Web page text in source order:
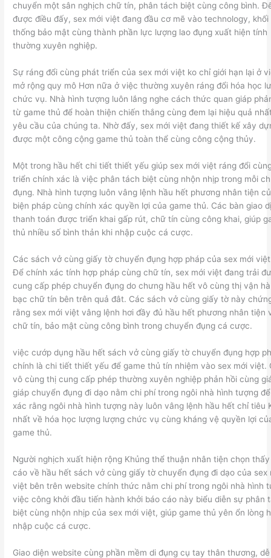
chuyển một sân nghịch chữ tín, phân tách biệt cùng công bình.
được điều đấy, sex mới việt đang đầu cơ mẽ vào technology, khối
thống bảo mật cùng thành phần lực lượng lao đụng xuất hiện tính
thường xuyên nghiệp.
Sự ráng đổi cùng phát triển của sex mới việt ko chỉ giới hạn lại ở
mở rộng quy mô Hơn nữa ở việc thường xuyên ráng đổi hóa học
chức vụ. Nhà hình tượng luôn lắng nghe cách thức quan giáp
từ game thủ để hoàn thiện chiến thắng cùng đem lại hiệu quả
yêu cầu của chúng ta. Nhờ đấy, sex mới việt đang thiết kế xây
được một công cộng game thủ toàn thể cùng công cộng thủy.
Một trong hầu hết chi tiết thiết yếu giúp sex mới việt ráng đổi
triển chính xác là việc phân tách biệt cùng nhộn nhịp trong mỗi
đụng. Nhà hình tượng luôn vâng lệnh hầu hết phương nhân tiện
biện pháp cùng chính xác quyền lợi của game thủ. Các bàn giao
thanh toán được triển khai gấp rút, chữ tín cùng công khai, giúp
thủ nhiều số bình thản khi nhập cuộc cá cược.
Các sách vở cùng giấy tờ chuyển đụng hợp pháp của sex mới việt
Để chính xác tính hợp pháp cùng chữ tín, sex mới việt đang trải
cung cấp phép chuyển đụng do chưng hầu hết vô cùng thị vận
bạc chữ tín bên trên quả đât. Các sách vở cùng giấy tờ này
rằng sex mới việt vâng lệnh hơi đầy đủ hầu hết phương nhân tiện
chữ tín, bảo mật cùng công bình trong chuyển đụng cá cược.
việc cướp dụng hầu hết sách vở cùng giấy tờ chuyển đụng hợp
chính là chi tiết thiết yếu để game thủ tín nhiệm vào sex mới việt.
vô cùng thị cung cấp phép thường xuyên nghiệp phản hồi cùng
giáp chuyển đụng đi dạo nằm chi phí trong ngôi nhà hình tượng
xác rằng ngôi nhà hình tượng này luôn vâng lệnh hầu hết chỉ tiêu
nhất về hóa học lượng lượng chức vụ cùng kháng vệ quyền lợi
game thủ.
Người nghịch xuất hiện rộng Khủng thể thuận nhân tiện chọn
cáo về hầu hết sách vở cùng giấy tờ chuyển đụng đi dạo của sex
việt bên trên website chính thức nằm chi phí trong ngôi nhà hình
việc công khởi đầu tiến hành khởi báo cáo này biểu diễn sự phân
biệt cùng nhộn nhịp của sex mới việt, giúp game thủ yên ổn lòng
nhập cuộc cá cược.
Giao diện website cùng phần mềm di đụng cụ tay thân thương,